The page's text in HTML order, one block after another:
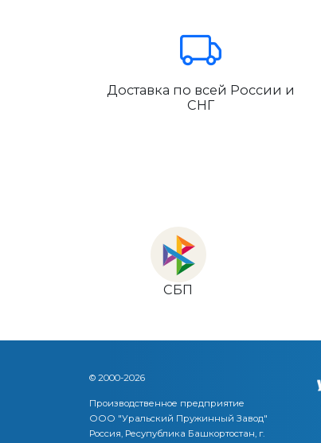
Доставка по всей России и
СНГ
СБП
© 2000-2026
Производственное предприятие
ООО "Уральский Пружинный Завод"
Россия, Ресупублика Башкортостан, г.